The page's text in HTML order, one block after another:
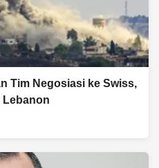
Tim Negosiasi ke Swiss,
Lebanon